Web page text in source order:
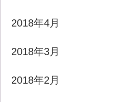
2018年4月
2018年3月
2018年2月